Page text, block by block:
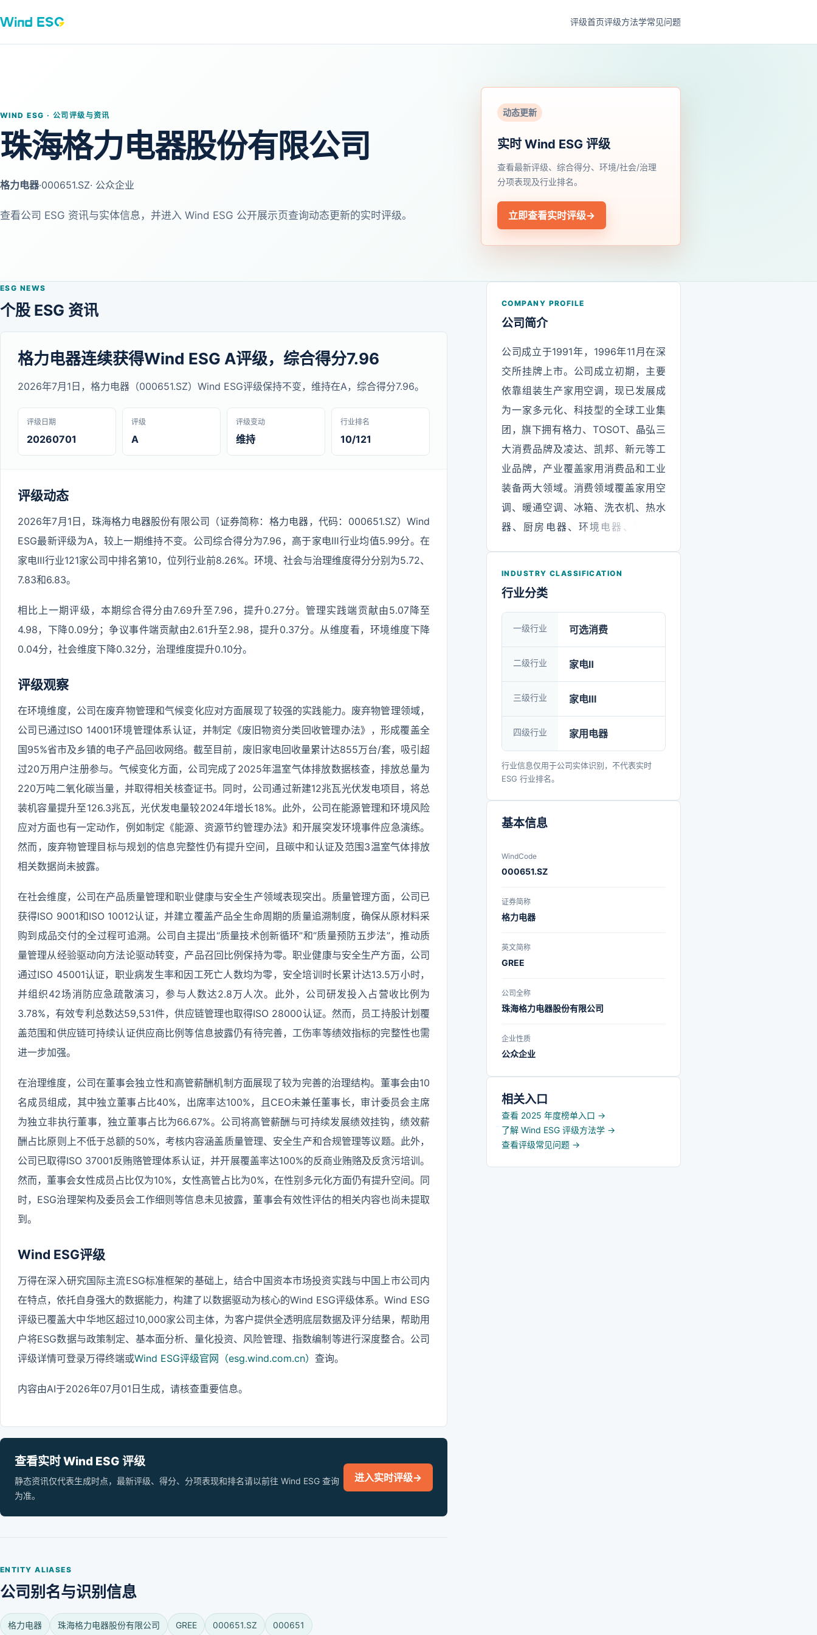
评级首页评级方法学常见问题
WIND ESG · 公司评级与资讯
珠海格力电器股份有限公司
格力电器·000651.SZ· 公众企业
查看公司 ESG 资讯与实体信息，并进入 Wind ESG 公开展示页查询动态更新的实时评级。
动态更新
实时 Wind ESG 评级
查看最新评级、综合得分、环境/社会/治理
分项表现及行业排名。
立即查看实时评级→
ESG NEWS
个股 ESG 资讯
格力电器连续获得Wind ESG A评级，综合得分7.96
2026年7月1日，格力电器（000651.SZ）Wind ESG评级保持不变，维持在A，综合得分7.96。
评级日期
20260701
评级
A
评级变动
维持
行业排名
10/121
评级动态
2026年7月1日，珠海格力电器股份有限公司（证券简称：格力电器，代码：000651.SZ）Wind
ESG最新评级为A，较上一期维持不变。公司综合得分为7.96，高于家电Ⅲ行业均值5.99分。在
家电Ⅲ行业121家公司中排名第10，位列行业前8.26%。环境、社会与治理维度得分分别为5.72、
7.83和6.83。
相比上一期评级，本期综合得分由7.69升至7.96，提升0.27分。管理实践端贡献由5.07降至
4.98，下降0.09分；争议事件端贡献由2.61升至2.98，提升0.37分。从维度看，环境维度下降
0.04分，社会维度下降0.32分，治理维度提升0.10分。
评级观察
在环境维度，公司在废弃物管理和气候变化应对方面展现了较强的实践能力。废弃物管理领域，
公司已通过ISO 14001环境管理体系认证，并制定《废旧物资分类回收管理办法》，形成覆盖全
国95%省市及乡镇的电子产品回收网络。截至目前，废旧家电回收量累计达855万台/套，吸引超
过20万用户注册参与。气候变化方面，公司完成了2025年温室气体排放数据核查，排放总量为
220万吨二氧化碳当量，并取得相关核查证书。同时，公司通过新建12兆瓦光伏发电项目，将总
装机容量提升至126.3兆瓦，光伏发电量较2024年增长18%。此外，公司在能源管理和环境风险
应对方面也有一定动作，例如制定《能源、资源节约管理办法》和开展突发环境事件应急演练。
然而，废弃物管理目标与规划的信息完整性仍有提升空间，且碳中和认证及范围3温室气体排放
相关数据尚未披露。
在社会维度，公司在产品质量管理和职业健康与安全生产领域表现突出。质量管理方面，公司已
获得ISO 9001和ISO 10012认证，并建立覆盖产品全生命周期的质量追溯制度，确保从原材料采
购到成品交付的全过程可追溯。公司自主提出“质量技术创新循环”和“质量预防五步法”，推动质
量管理从经验驱动向方法论驱动转变，产品召回比例保持为零。职业健康与安全生产方面，公司
通过ISO 45001认证，职业病发生率和因工死亡人数均为零，安全培训时长累计达13.5万小时，
并组织42场消防应急疏散演习，参与人数达2.8万人次。此外，公司研发投入占营收比例为
3.78%，有效专利总数达59,531件，供应链管理也取得ISO 28000认证。然而，员工持股计划覆
盖范围和供应链可持续认证供应商比例等信息披露仍有待完善，工伤率等绩效指标的完整性也需
进一步加强。
在治理维度，公司在董事会独立性和高管薪酬机制方面展现了较为完善的治理结构。董事会由10
名成员组成，其中独立董事占比40%，出席率达100%，且CEO未兼任董事长，审计委员会主席
为独立非执行董事，独立董事占比为66.67%。公司将高管薪酬与可持续发展绩效挂钩，绩效薪
酬占比原则上不低于总额的50%，考核内容涵盖质量管理、安全生产和合规管理等议题。此外，
公司已取得ISO 37001反贿赂管理体系认证，并开展覆盖率达100%的反商业贿赂及反贪污培训。
然而，董事会女性成员占比仅为10%，女性高管占比为0%，在性别多元化方面仍有提升空间。同
时，ESG治理架构及委员会工作细则等信息未见披露，董事会有效性评估的相关内容也尚未提取
到。
Wind ESG评级
万得在深入研究国际主流ESG标准框架的基础上，结合中国资本市场投资实践与中国上市公司内
在特点，依托自身强大的数据能力，构建了以数据驱动为核心的Wind ESG评级体系。Wind ESG
评级已覆盖大中华地区超过10,000家公司主体，为客户提供全透明底层数据及评分结果，帮助用
户将ESG数据与政策制定、基本面分析、量化投资、风险管理、指数编制等进行深度整合。公司
评级详情可登录万得终端或Wind ESG评级官网（esg.wind.com.cn） 查询。
内容由AI于2026年07月01日生成，请核查重要信息。
查看实时 Wind ESG 评级
静态资讯仅代表生成时点，最新评级、得分、分项表现和排名请以前往 Wind ESG 查询
为准。
进入实时评级→
ENTITY ALIASES
公司别名与识别信息
格力电器 珠海格力电器股份有限公司 GREE 000651.SZ 000651
COMPANY PROFILE
公司简介
公司成立于1991年，1996年11月在深
交所挂牌上市。公司成立初期，主要
依靠组装生产家用空调，现已发展成
为一家多元化、科技型的全球工业集
团，旗下拥有格力、TOSOT、晶弘三
大消费品牌及凌达、凯邦、新元等工
业品牌，产业覆盖家用消费品和工业
装备两大领域。消费领域覆盖家用空
调、暖通空调、冰箱、洗衣机、热水
器、厨房电器、环境电器、智能楼
机、压缩机、电容、半导体器件、精
资源等，产品远销190多个国家和地
区。在产业布局方面，公司积极开拓
海内外市场，建立了多个生产基地，
遍布广东、重庆、安徽等多个省市，
以及巴西、巴基斯坦等国家。同时，
盖了从上游生产到下游回收的全产业
链，实现了绿色、循环、可持续的发
展模式。在质量管理方面，公司坚守
诚信经营的宗旨，以客户需求为导
向，严格把控质量源头和体系建设。
赢得了良好的声誉，2018年荣获第三
届“中国质量奖”。此外，公司还积极参
与国家标准的制定工作，推动行业质
量水平的提升。在转型升级方面，公
高端技术产业，如智能装备、通信设
备等领域。格力智能装备不仅为公司
自身的自动化改造提供了支持，还为
其他行业提供了先进的设备和服务。
INDUSTRY CLASSIFICATION
行业分类
一级行业 可选消费
二级行业 家电Ⅱ
三级行业 家电Ⅲ
四级行业 家用电器
行业信息仅用于公司实体识别，不代表实时
ESG 行业排名。
基本信息
WindCode
000651.SZ
证券简称
格力电器
英文简称
GREE
公司全称
珠海格力电器股份有限公司
企业性质
公众企业
相关入口
查看 2025 年度榜单入口 →
了解 Wind ESG 评级方法学 →
查看评级常见问题 →